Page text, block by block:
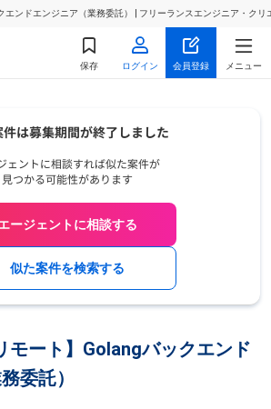
エンドエンジニア（業務委託） | フリーランスエンジニア・ク
保存 ログイン 会員登録 メニュー
ージェントに相談する
似た案件を検索する
モート】Golangバックエンド
委託）